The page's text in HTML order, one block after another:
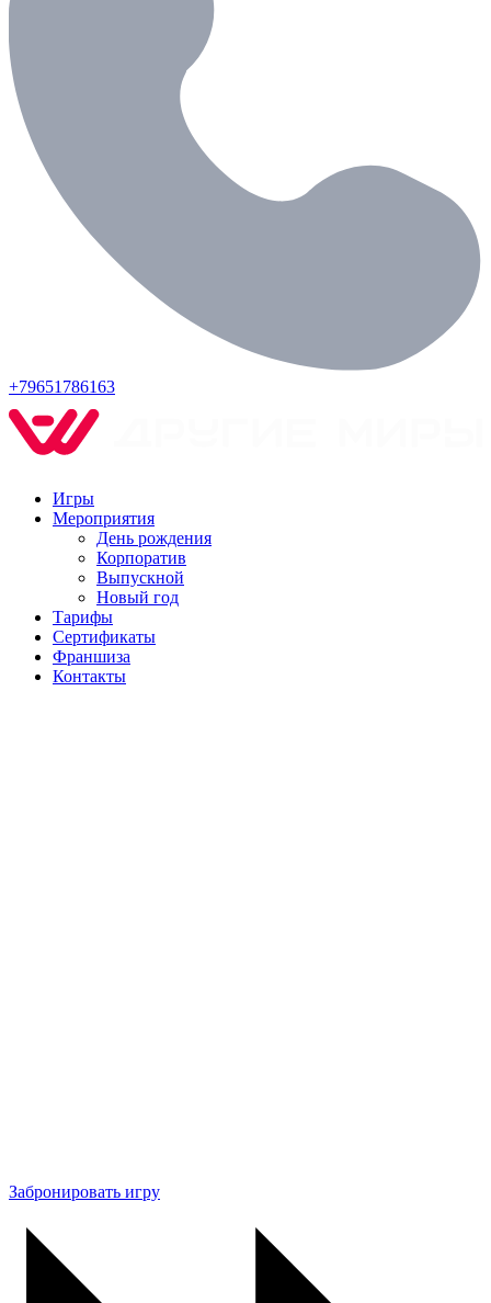
+79651786163
Игры
Мероприятия
День рождения
Корпоратив
Выпускной
Новый год
Тарифы
Сертификаты
Франшиза
Контакты
Забронировать игру